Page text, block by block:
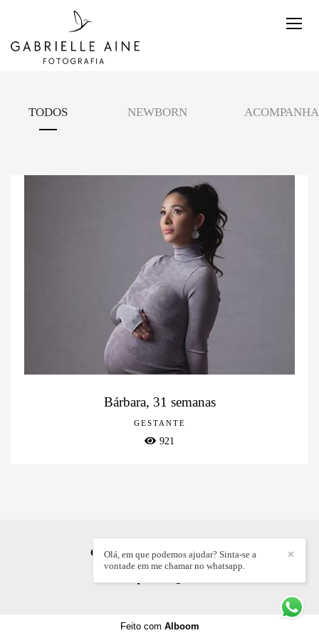
TODOS NEWBORN
Bárbara, 31 semanas
GESTANTE
921
GABRIELLE AINE/CONTATO ✕
Olá, em que podemos ajudar? Sinta-se a
vontade em me chamar no whatsapp.
Feito com Alboom